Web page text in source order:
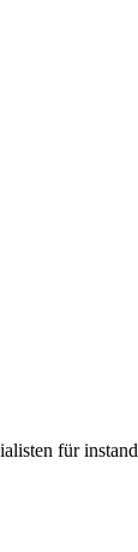
für